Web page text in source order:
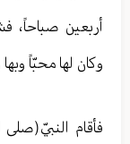
أربعين صباحاً،
وكان لها محبّاً وبها
فأقام النبيّ(صلى